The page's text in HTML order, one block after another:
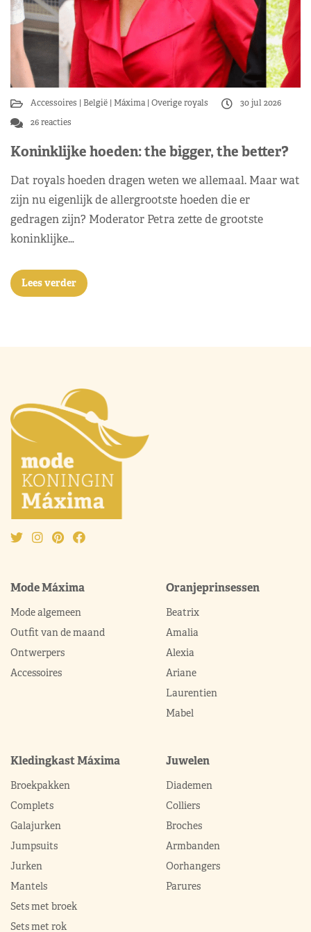
Accessoires België Máxima Overige royals
30 jul 2026
26 reacties
Koninklijke hoeden: the bigger, the better?
Dat royals hoeden dragen weten we allemaal. Maar wat
zijn nu eigenlijk de allergrootste hoeden die er
gedragen zijn? Moderator Petra zette de grootste
koninklijke…
Lees verder
Mode Máxima
Mode algemeen
Outfit van de maand
Ontwerpers
Accessoires
Oranjeprinsessen
Beatrix
Amalia
Alexia
Ariane
Laurentien
Mabel
Kledingkast Máxima
Broekpakken
Complets
Galajurken
Jumpsuits
Jurken
Mantels
Sets met broek
Sets met rok
Juwelen
Diademen
Colliers
Broches
Armbanden
Oorhangers
Parures